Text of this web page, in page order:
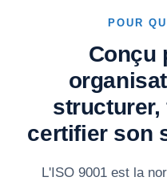
POUR
Conçu
certifier son
L'ISO 9001 est la